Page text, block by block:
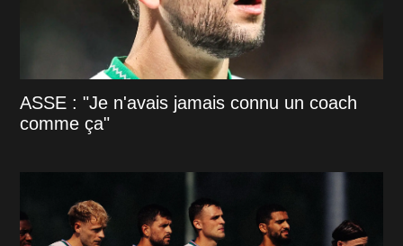
ASSE : "Je n'avais jamais connu un coach
comme ça"